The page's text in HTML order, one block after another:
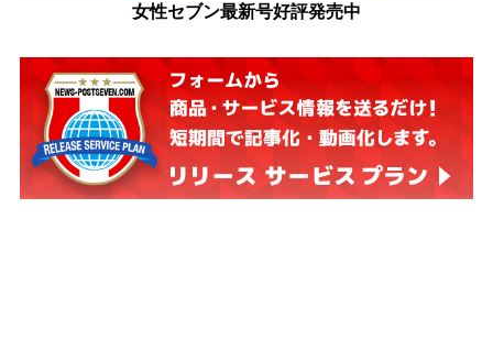
女性セブン最新号好評発売中